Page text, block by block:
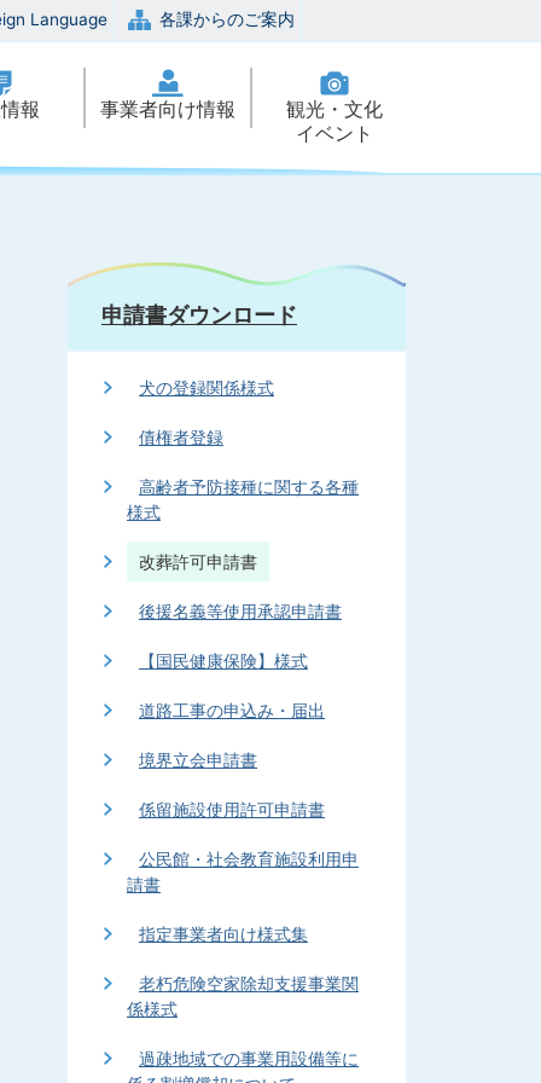
Language 各課からのご案内
報 事業者向け情報
観光・文化
イベント
申請書ダウンロード
犬の登録関係様式
債権者登録
高齢者予防接種に関する各種
様式
改葬許可申請書
後援名義等使用承認申請書
【国民健康保険】様式
道路工事の申込み・届出
境界立会申請書
係留施設使用許可申請書
公民館・社会教育施設利用申
請書
指定事業者向け様式集
老朽危険空家除却支援事業関
係様式
過疎地域での事業用設備等に